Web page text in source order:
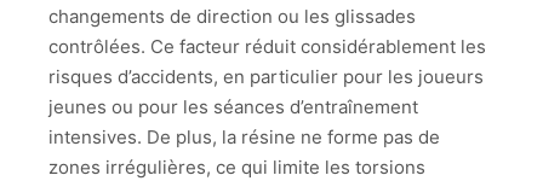
changements de direction ou les glissades
contrôlées. Ce facteur réduit considérablement les
risques d’accidents, en particulier pour les joueurs
jeunes ou pour les séances d’entraînement
intensives. De plus, la résine ne forme pas de
zones irrégulières, ce qui limite les torsions